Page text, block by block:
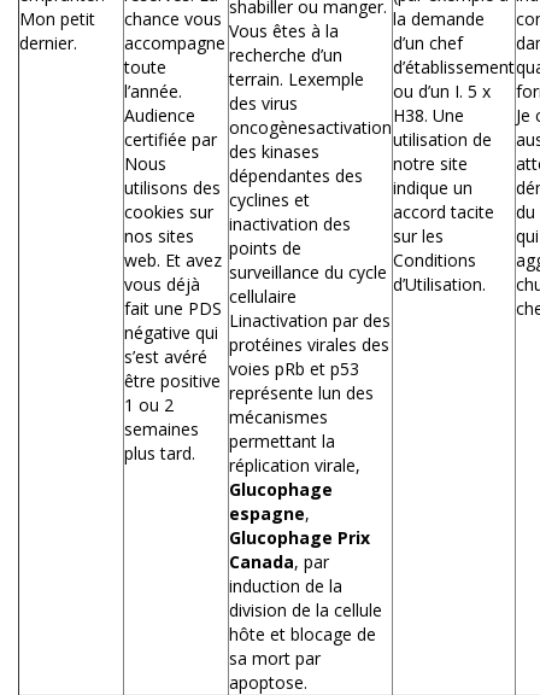
Mon petit
dernier.
chance vous
accompagne
toute
l’année.
Audience
certifiée par
Nous
utilisons des
cookies sur
nos sites
web. Et avez
vous déjà
fait une PDS
négative qui
s’est avéré
être positive
1 ou 2
semaines
plus tard.
shabiller ou manger.
Vous êtes à la
recherche d’un
terrain. Lexemple
des virus
oncogènesactivation
des kinases
dépendantes des
cyclines et
inactivation des
points de
surveillance du cycle
cellulaire
Linactivation par des
protéines virales des
voies pRb et p53
représente lun des
mécanismes
permettant la
réplication virale,
Glucophage
espagne,
Glucophage Prix
Canada, par
induction de la
division de la cellule
hôte et blocage de
sa mort par
apoptose.
la demande
d’un chef
d’établissement
ou d’un I. 5 x
H38. Une
utilisation de
notre site
indique un
accord tacite
sur les
Conditions
d’Utilisation.
Je
du